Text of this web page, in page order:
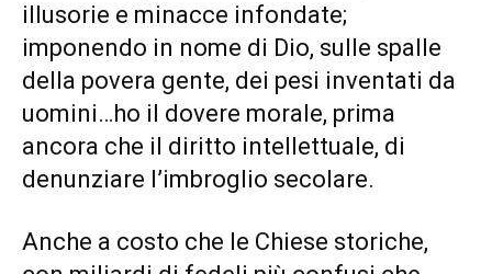
illusorie e minacce infondate;
imponendo in nome di Dio, sulle spalle
della povera gente, dei pesi inventati da
uomini…ho il dovere morale, prima
ancora che il diritto intellettuale, di
denunziare l’imbroglio secolare.
Anche a costo che le Chiese storiche,